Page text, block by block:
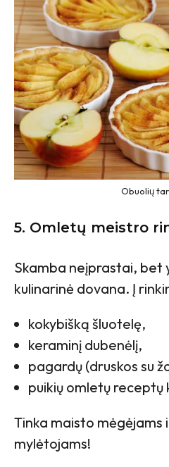
Obuolių
5. Omletų meistro
Skamba neįprastai, bet
kulinarinė dovana. Į
kokybišką šluotelę,
keraminį dubenėlį,
pagardų (druskos su
puikių omletų receptų
Tinka maisto mėgėjams
mylėtojams!